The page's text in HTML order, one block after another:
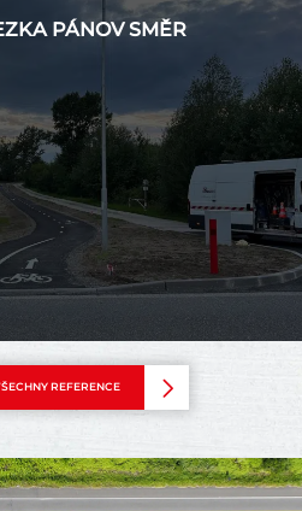
PÁNOV SMĚR
REFERENCE